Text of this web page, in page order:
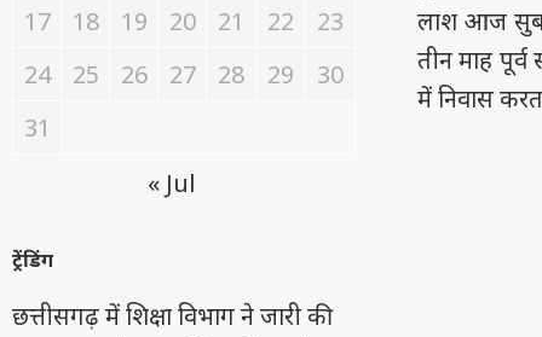
लाश आज
तीन माह
में निवास
17
18 19 20 21 22
23
24
25 26 27 28 29
30
31
« Jul
ट्रेंडिंग
छत्तीसगढ़ में शिक्षा विभाग ने जारी की